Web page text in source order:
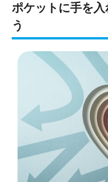
ポケットに手を
う